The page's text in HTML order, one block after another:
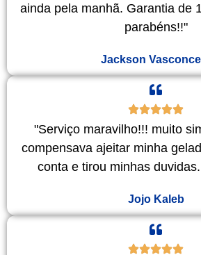
ainda pela manhã. Garantia de
parabéns!!"
Jackson
"Serviço maravilho!!! muito
compensava ajeitar minha
conta e tirou minhas
Jojo Kaleb